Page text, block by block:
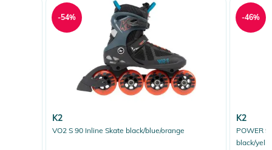
K2
VO2 S 90 Inline Skate black/blue/orange
-54%
K2
POWER
black/
-46%